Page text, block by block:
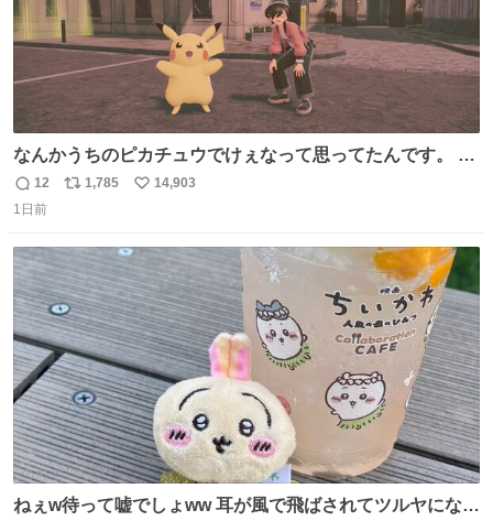
なんかうちのピカチュウでけぇなって思ってたんです。 そ
れでね、ライチュウにしたら普通のライチュウと変わらな
いサイズになるよなって思ったんですよ。これは名案だな
いでかいライチュウに。
返
信
12
リ
ト
数
1,785
い
数
14,903
1日前
ねぇw待って嘘でしょww 耳が風で飛ばされてツルヤになっ